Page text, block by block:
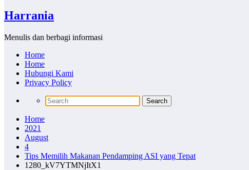
Harrania
Menulis dan berbagi informasi
Home
Home
Hubungi Kami
Privacy Policy
Home
2021
August
4
Tips Memilih Makanan Pendamping ASI yang Tepat
1280_kV7YTMNjItX1